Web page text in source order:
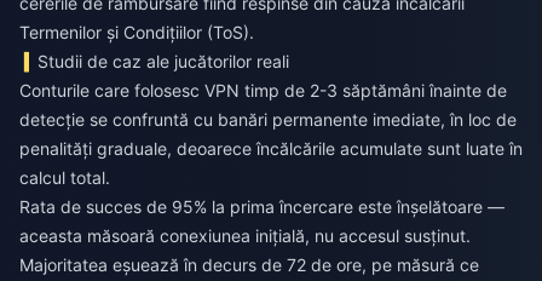
Termenilor și Condițiilor (ToS).
Studii de caz ale jucătorilor reali
Conturile care folosesc VPN timp de 2-3 săptămâni înainte de
detecție se confruntă cu banări permanente imediate, în loc de
penalități graduale, deoarece încălcările acumulate sunt luate în
calcul total.
Rata de succes de 95% la prima încercare este înșelătoare —
aceasta măsoară conexiunea inițială, nu accesul susținut.
Majoritatea eșuează în decurs de 72 de ore, pe măsură ce